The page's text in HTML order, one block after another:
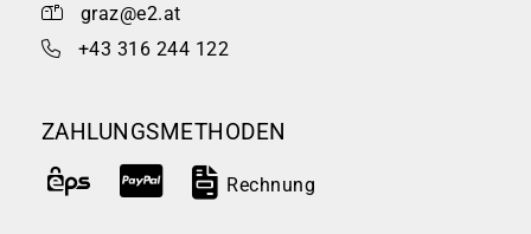
graz@e2.at
+43 316 244 122
ZAHLUNGSMETHODEN
Rechnung